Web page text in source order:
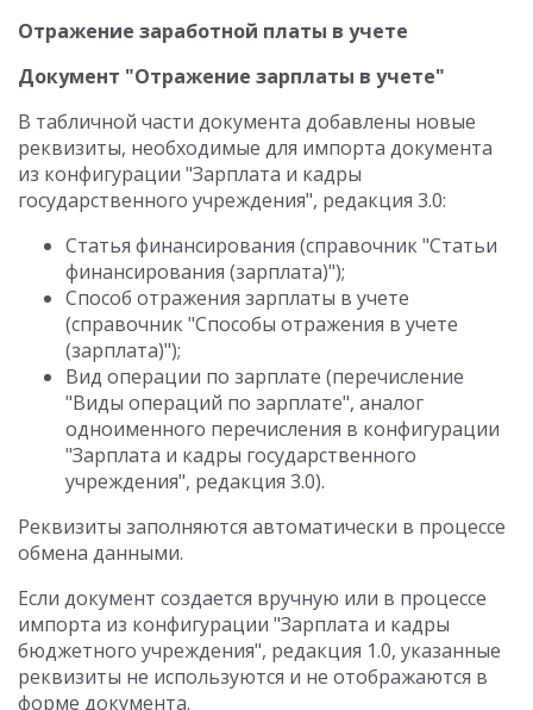
Отражение заработной платы в учете
Документ "Отражение зарплаты в учете"
В табличной части документа добавлены новые
реквизиты, необходимые для импорта документа
из конфигурации "Зарплата и кадры
государственного учреждения", редакция 3.0:
Статья финансирования (справочник "Статьи
финансирования (зарплата)");
Способ отражения зарплаты в учете
(справочник "Способы отражения в учете
(зарплата)");
Вид операции по зарплате (перечисление
"Виды операций по зарплате", аналог
одноименного перечисления в конфигурации
"Зарплата и кадры государственного
учреждения", редакция 3.0).
Реквизиты заполняются автоматически в процессе
обмена данными.
Если документ создается вручную или в процессе
импорта из конфигурации "Зарплата и кадры
бюджетного учреждения", редакция 1.0, указанные
реквизиты не используются и не отображаются в
форме документа.